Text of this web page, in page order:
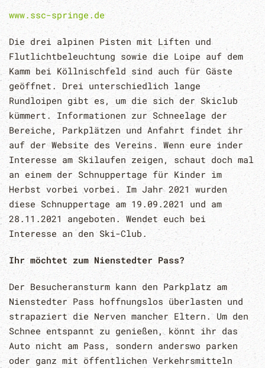
www.ssc-springe.de
Die drei alpinen Pisten mit Liften und
Flutlichtbeleuchtung sowie die Loipe auf dem
Kamm bei Köllnischfeld sind auch für Gäste
geöffnet. Drei unterschiedlich lange
Rundloipen gibt es, um die sich der Skiclub
kümmert. Informationen zur Schneelage der
Bereiche, Parkplätzen und Anfahrt findet ihr
auf der Website des Vereins. Wenn eure inder
Interesse am Skilaufen zeigen, schaut doch mal
an einem der Schnuppertage für Kinder im
Herbst vorbei vorbei. Im Jahr 2021 wurden
diese Schnuppertage am 19.09.2021 und am
28.11.2021 angeboten. Wendet euch bei
Interesse an den Ski-Club.
Ihr möchtet zum Nienstedter Pass?
Der Besucheransturm kann den Parkplatz am
Nienstedter Pass hoffnungslos überlasten und
strapaziert die Nerven mancher Eltern. Um den
Schnee entspannt zu genießen, könnt ihr das
Auto nicht am Pass, sondern anderswo parken
oder ganz mit öffentlichen Verkehrsmitteln